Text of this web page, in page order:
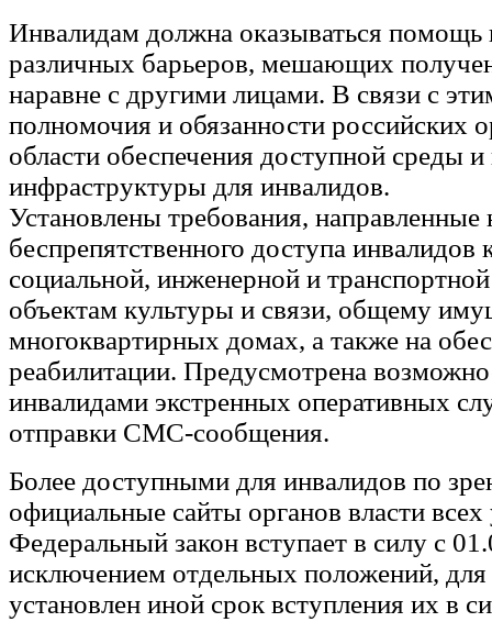
Инвалидам должна оказываться помощь
различных барьеров, мешающих
наравне с другими лицами. В связи с
полномочия и обязанности российских
области обеспечения доступной среды
инфраструктуры для инвалидов.
Установлены требования, направленные
беспрепятственного доступа инвалидов
социальной, инженерной и
объектам культуры и связи, общему
многоквартирных домах, а также на
реабилитации. Предусмотрена
инвалидами экстренных оперативных
отправки СМС-сообщения.
Более доступными для инвалидов по
официальные сайты органов власти
Федеральный закон вступает в силу с
исключением отдельных положений,
установлен иной срок вступления их в